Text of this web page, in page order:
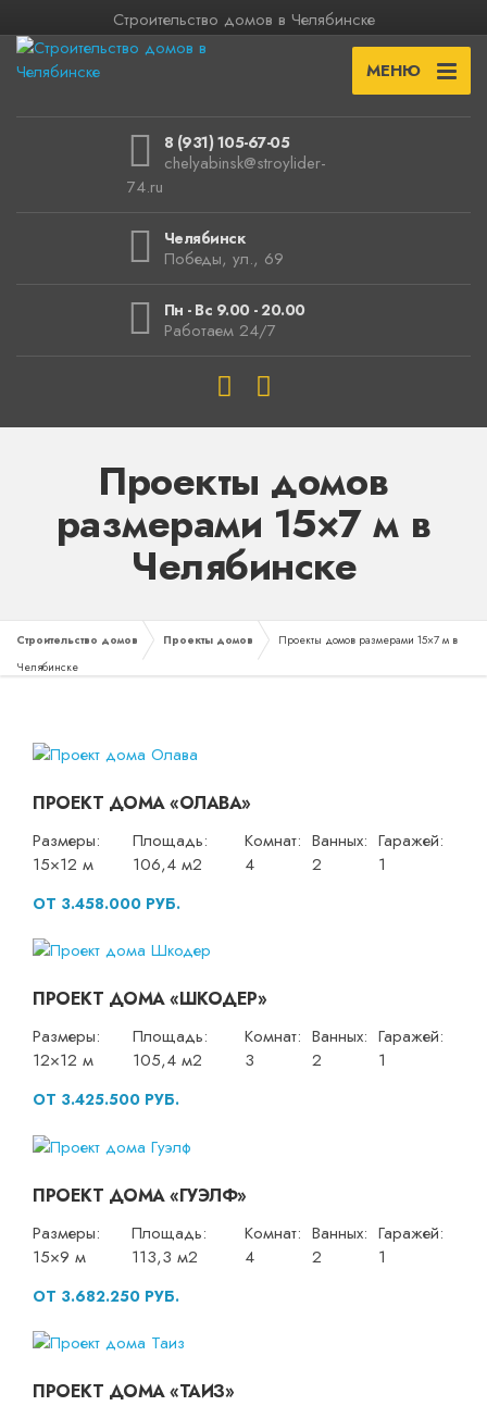
Строительство домов в Челябинске
МЕНЮ
8 (931) 105-67-05
chelyabinsk@stroylider-
74.ru
Челябинск
Победы, ул., 69
Пн - Вс 9.00 - 20.00
Работаем 24/7
Проекты домов
размерами 15×7 м в
Челябинске
Строительство домов Проекты домов
Проекты домов размерами 15×7 м в
Челябинске
ПРОЕКТ ДОМА «ОЛАВА»
Размеры:
15×12 м
Площадь:
106,4 м2
Комнат:
4
Ванных:
2
Гаражей:
1
ОТ 3.458.000 РУБ.
ПРОЕКТ ДОМА «ШКОДЕР»
Размеры:
12×12 м
Площадь:
105,4 м2
Комнат:
3
Ванных:
2
Гаражей:
1
ОТ 3.425.500 РУБ.
ПРОЕКТ ДОМА «ГУЭЛФ»
Размеры:
15×9 м
Площадь:
113,3 м2
Комнат:
4
Ванных:
2
Гаражей:
1
ОТ 3.682.250 РУБ.
ПРОЕКТ ДОМА «ТАИЗ»